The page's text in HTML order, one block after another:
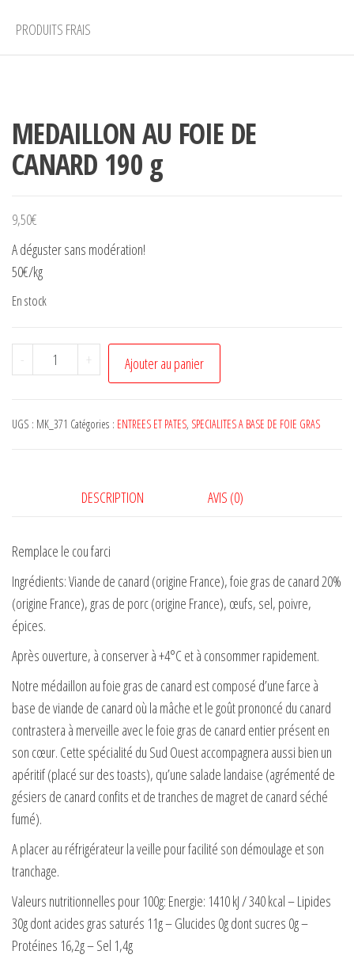
PRODUITS FRAIS
MEDAILLON AU FOIE DE
CANARD 190 g
9,50€
A déguster sans modération!
50€/kg
En stock
-
quantité
de
AU
+ Ajouter au panier
UGS : MK_371 Catégories : ENTREES ET PATES, SPECIALITES A BASE DE FOIE GRAS
DESCRIPTION AVIS (0)
Remplace le cou farci
Ingrédients: Viande de canard (origine France), foie gras de canard 20%
(origine France), gras de porc (origine France), œufs, sel, poivre,
épices.
Après ouverture, à conserver à +4°C et à consommer rapidement.
Notre médaillon au foie gras de canard est composé d’une farce à
base de viande de canard où la mâche et le goût prononcé du canard
contrastera à merveille avec le foie gras de canard entier présent en
son cœur. Cette spécialité du Sud Ouest accompagnera aussi bien un
apéritif (placé sur des toasts), qu’une salade landaise (agrémenté de
gésiers de canard confits et de tranches de magret de canard séché
fumé).
A placer au réfrigérateur la veille pour facilité son démoulage et son
tranchage.
Valeurs nutritionnelles pour 100g: Energie: 1410 kJ / 340 kcal – Lipides
30g dont acides gras saturés 11g – Glucides 0g dont sucres 0g –
Protéines 16,2g – Sel 1,4g